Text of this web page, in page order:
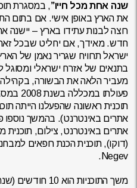
שנה אחת מכל חייו”, במסגרת
את הארץ באופן אישי. אם בתום
רוצה לבנות עתידו בארץ – יישנה
חדש. מאידך, אם יחליט שבכל
ישראל תרוויח שגריר נאמן של
בתנאים של אזרח ישראלי
מעביר הלאה את הבשורה,
פעולתו
אתרים באינטרנט). בהמשך נוספו
אתרים באינטרנט, צילום, תוכנית
Negev.
משך התוכניות הוא 10 חודשים (שנה אקדמית).